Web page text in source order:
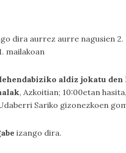
dira aurrez aurre nagusien
mailakoan
aldiz jokatu den
, Azkoitian; 10:00etan
Sariko gizonezkoen
izango dira.